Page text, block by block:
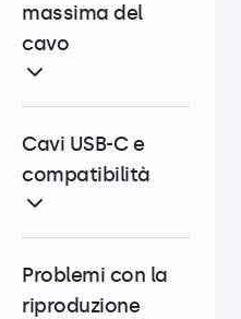
massima del
cavo
Cavi USB-C e
compatibilità
Problemi con la
riproduzione